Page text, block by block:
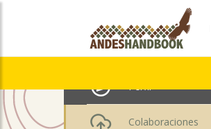
Laura Portugal
Perfil
Colaboraciones